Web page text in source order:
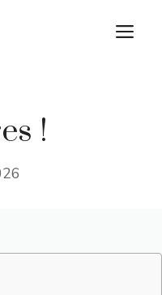
!